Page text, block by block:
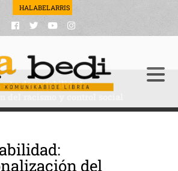
HALABELARRIS
>La deportabilidad:
del